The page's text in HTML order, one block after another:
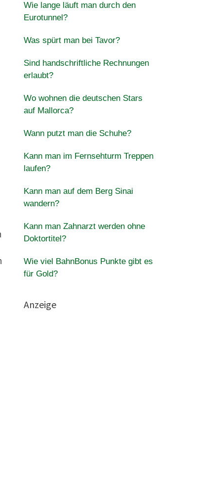
Wie lange läuft man durch den
Eurotunnel?
Was spürt man bei Tavor?
Sind handschriftliche Rechnungen
erlaubt?
Wo wohnen die deutschen Stars
auf Mallorca?
Wann putzt man die Schuhe?
Kann man im Fernsehturm Treppen
laufen?
Kann man auf dem Berg Sinai
wandern?
Kann man Zahnarzt werden ohne
Doktortitel?
Wie viel BahnBonus Punkte gibt es
für Gold?
Anzeige